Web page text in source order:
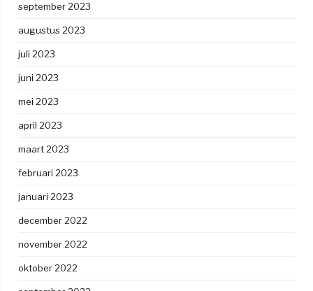
september 2023
augustus 2023
juli 2023
juni 2023
mei 2023
april 2023
maart 2023
februari 2023
januari 2023
december 2022
november 2022
oktober 2022